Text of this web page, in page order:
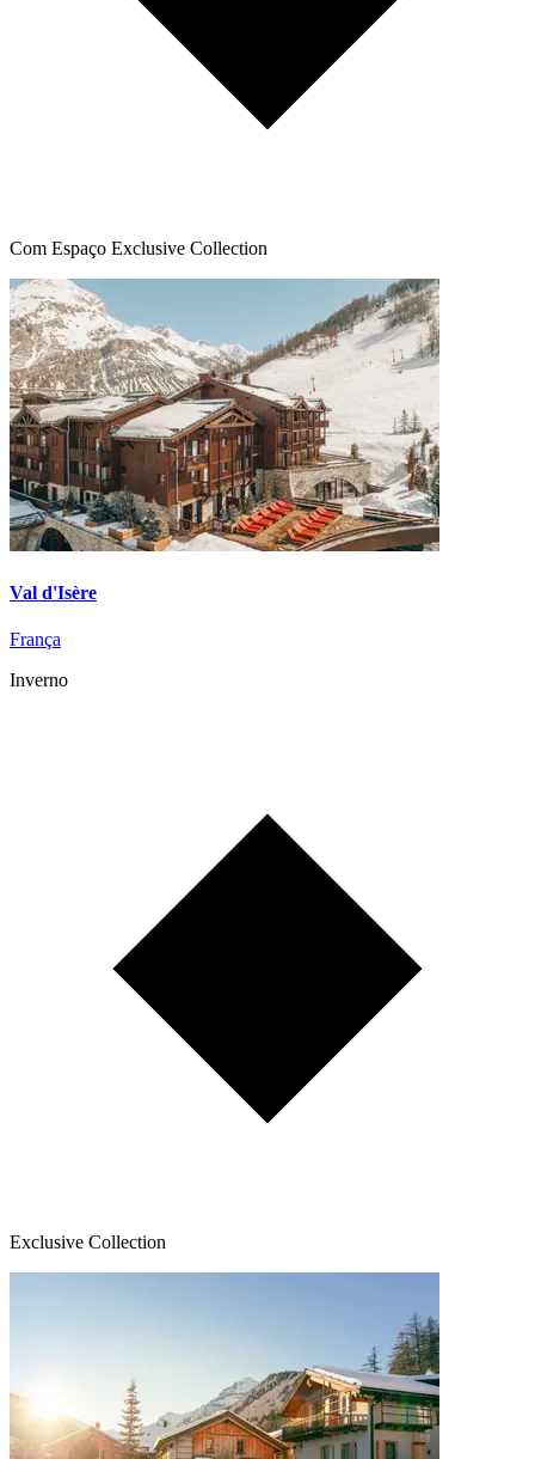
Com Espaço Exclusive Collection
Val d'Isère
França
Inverno
Exclusive Collection